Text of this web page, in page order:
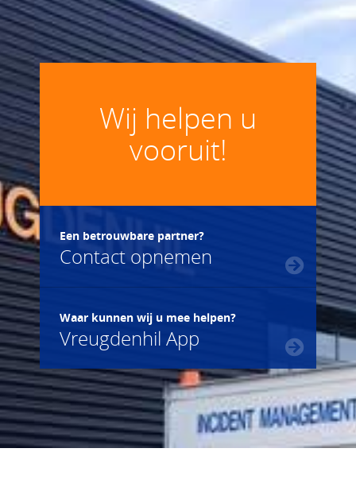
Wij helpen u
vooruit!
Een betrouwbare partner?
Contact opnemen
Waar kunnen wij u mee helpen?
Vreugdenhil App